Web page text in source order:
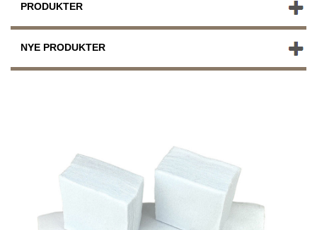
PRODUKTER
NYE PRODUKTER